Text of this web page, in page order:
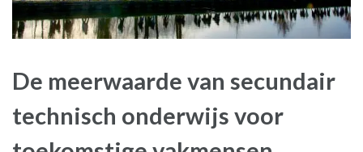
De meerwaarde van secundair
technisch onderwijs voor